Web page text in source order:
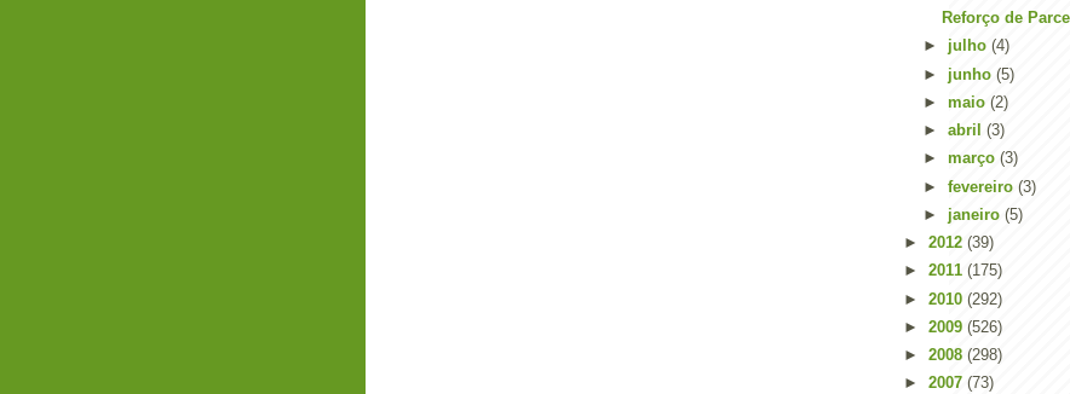
Reforço de
► julho (4)
► junho (5)
► maio (2)
► abril (3)
► março (3)
► fevereiro (3)
► janeiro (5)
► 2012 (39)
► 2011 (175)
► 2010 (292)
► 2009 (526)
► 2008 (298)
► 2007 (73)